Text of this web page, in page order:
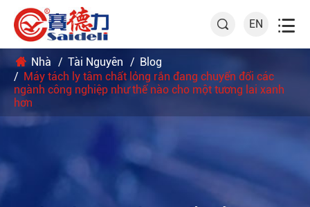
 EN 
Nhà Tài Nguyên
Blog
Máy tách ly tâm chất lỏng rắn đang chuyển đổi các
ngành công nghiệp như thế nào cho một tương lai xanh
hơn